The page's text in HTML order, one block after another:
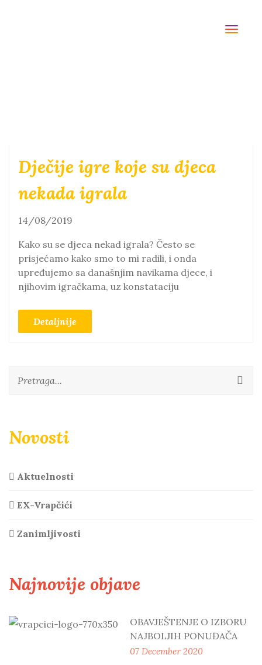
Dječije igre koje su djeca
nekada igrala
14/08/2019
Kаko su se djecа nekаd igrаlа? Često se
prisjećamo kako smo to mi radili, i onda
upređujemo sa današnjim navikama djece, i
njihovim igračkama, uz konstataciju
Detaljnije
Novosti
Aktuelnosti
EX-Vrapčići
Zanimljivosti
Najnovije objave
OBAVJEŠTENJE O IZBORU
NAJBOLJIH PONUĐAČA
07 December 2020